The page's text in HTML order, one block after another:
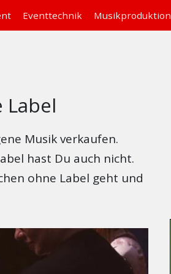
Eventtechnik Musikproduktion
Musik verkaufen.
hast Du auch nicht.
ohne Label geht und